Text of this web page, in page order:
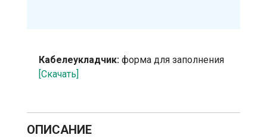
Кабелеукладчик: форма для заполнения
[Скачать]
ОПИСАНИЕ